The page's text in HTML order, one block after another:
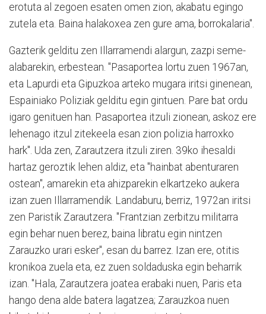
erotuta al zegoen esaten omen zion, akabatu egingo
zutela eta. Baina halakoxea zen gure ama, borrokalaria".
Gazterik gelditu zen Illarramendi alargun, zazpi seme-
alabarekin, erbestean. "Pasaportea lortu zuen 1967an,
eta Lapurdi eta Gipuzkoa arteko mugara iritsi ginenean,
Espainiako Poliziak gelditu egin gintuen. Pare bat ordu
igaro genituen han. Pasaportea itzuli zionean, askoz ere
lehenago itzul zitekeela esan zion polizia harroxko
hark". Uda zen, Zarautzera itzuli ziren. 39ko ihesaldi
hartaz geroztik lehen aldiz, eta "hainbat abenturaren
ostean", amarekin eta ahizparekin elkartzeko aukera
izan zuen Illarramendik. Landaburu, berriz, 1972an iritsi
zen Paristik Zarautzera. "Frantzian zerbitzu militarra
egin behar nuen berez, baina libratu egin nintzen
Zarauzko urari esker", esan du barrez. Izan ere, otitis
kronikoa zuela eta, ez zuen soldaduska egin beharrik
izan. "Hala, Zarautzera joatea erabaki nuen, Paris eta
hango dena alde batera lagatzea; Zarauzkoa nuen